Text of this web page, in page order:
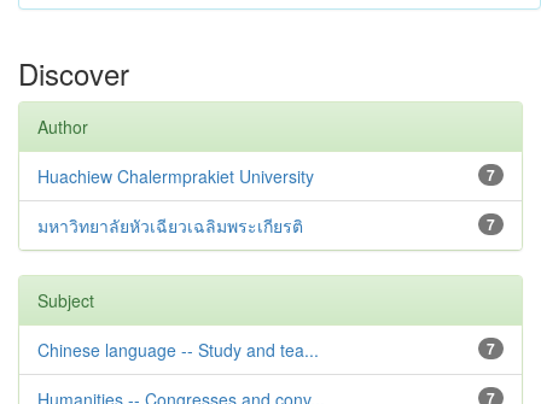
Discover
Author
7
Huachiew Chalermprakiet University
7
มหาวิทยาลัยหัวเฉียวเฉลิมพระเกียรติ
Subject
7
Chinese language -- Study and tea...
7
Humanities -- Congresses and conv...